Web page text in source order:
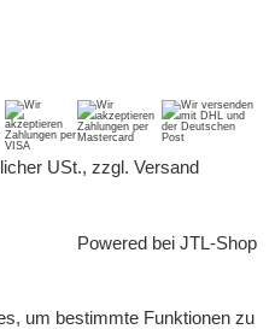
USt., zzgl. Versand
Powered bei JTL-Shop
um bestimmte Funktionen zu